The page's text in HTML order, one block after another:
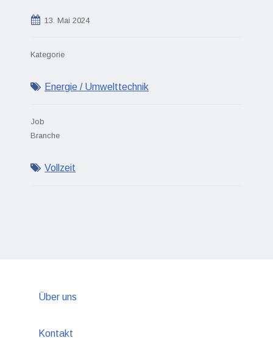
13. Mai 2024
Kategorie
Energie / Umwelttechnik
Job
Branche
Vollzeit
Über uns
Kontakt